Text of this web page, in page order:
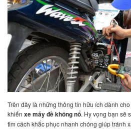
Trên đây là những thông tin hữu ích dành
khiến xe máy đề không nổ. Hy vọng bạn sẽ
tìm cách khắc phục nhanh chóng giúp tránh